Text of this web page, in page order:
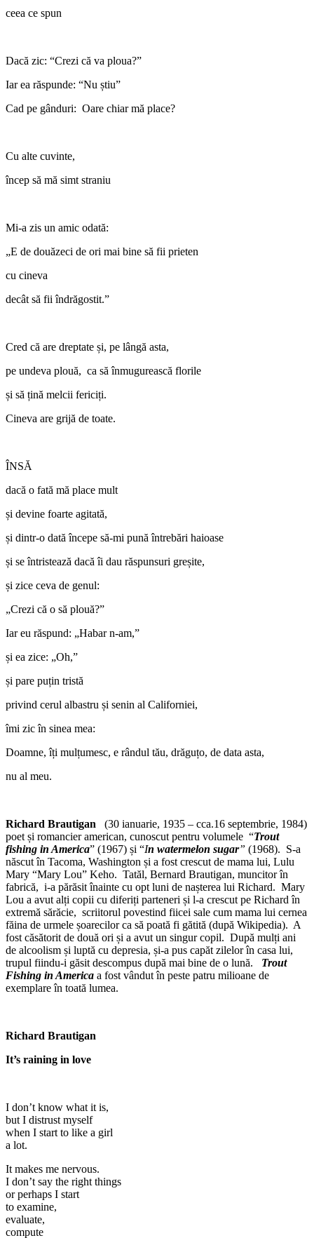
ceea ce spun
Dacă zic: “Crezi că va ploua?”
Iar ea răspunde: “Nu știu”
Cad pe gânduri: Oare chiar mă place?
Cu alte cuvinte,
încep să mă simt straniu
Mi-a zis un amic odată:
„E de douăzeci de ori mai bine să fii prieten
cu cineva
decât să fii îndrăgostit.”
Cred că are dreptate și, pe lângă asta,
pe undeva plouă, ca să înmugurească florile
și să țină melcii fericiți.
Cineva are grijă de toate.
ÎNSĂ
dacă o fată mă place mult
și devine foarte agitată,
și dintr-o dată începe să-mi pună întrebări haioase
și se întristează dacă îi dau răspunsuri greșite,
și zice ceva de genul:
„Crezi că o să plouă?”
Iar eu răspund: „Habar n-am,”
și ea zice: „Oh,”
și pare puțin tristă
privind cerul albastru și senin al Californiei,
îmi zic în sinea mea:
Doamne, îți mulțumesc, e rândul tău, drăguțo, de data asta,
nu al meu.
Richard Brautigan
(30 ianuarie, 1935 – cca.16 septembrie, 1984)
poet și romancier american, cunoscut pentru volumele “Trout
fishing in America” (1967) și “In watermelon sugar” (1968). S-a
născut în Tacoma, Washington și a fost crescut de mama lui, Lulu
Mary “Mary Lou” Keho. Tatăl, Bernard Brautigan, muncitor în
fabrică, i-a părăsit înainte cu opt luni de nașterea lui Richard. Mary
Lou a avut alți copii cu diferiți parteneri și l-a crescut pe Richard în
extremă sărăcie, scriitorul povestind fiicei sale cum mama lui cernea
făina de urmele șoarecilor ca să poată fi gătită (după Wikipedia). A
fost căsătorit de două ori și a avut un singur copil. După mulți ani
de alcoolism și luptă cu depresia, și-a pus capăt zilelor în casa lui,
trupul fiindu-i găsit descompus după mai bine de o lună. Trout
Fishing in America a fost vândut în peste patru milioane de
exemplare în toată lumea.
Richard Brautigan
It’s raining in love
I don’t know what it is,
but I distrust myself
when I start to like a girl
a lot.
It makes me nervous.
I don’t say the right things
or perhaps I start
to examine,
evaluate,
compute